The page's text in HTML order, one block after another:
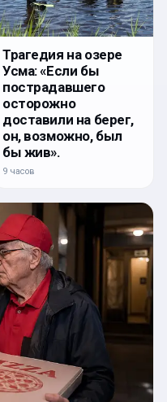
Трагедия на озере
Усма: «Если бы
пострадавшего
осторожно
доставили на берег,
он, возможно, был
бы жив».
9 часов